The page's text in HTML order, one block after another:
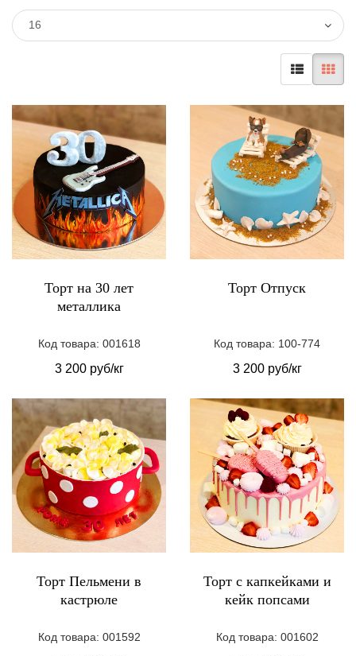
16
Торт на 30 лет
металлика
Код товара: 001618
3 200 руб/кг
Торт Отпуск
Код товара: 100-774
3 200 руб/кг
Торт Пельмени в
кастрюле
Код товара: 001592
Торт с капкейками и
кейк попсами
Код товара: 001602